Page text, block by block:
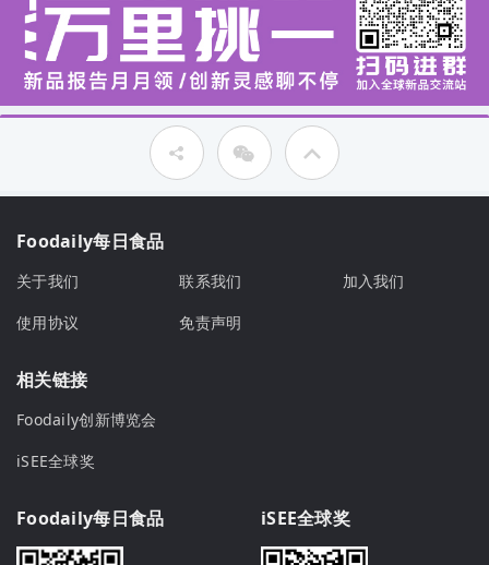
Foodaily每日食品
关于我们 联系我们
加入我们
使用协议
免责声明
相关链接
Foodaily创新博览会
iSEE全球奖
Foodaily每日食品 iSEE全球奖